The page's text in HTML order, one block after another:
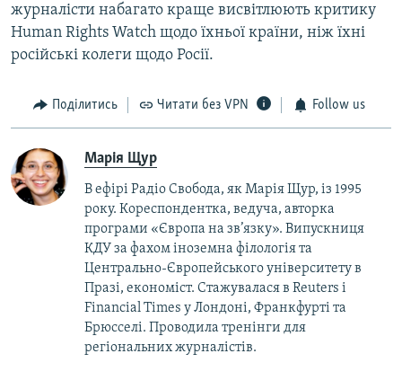
журналісти набагато краще висвітлюють критику
Human Rights Watch щодо їхньої країни, ніж їхні
російські колеги щодо Росії.
Поділитись Читати без VPN Follow us
Марія Щур
В ефірі Радіо Свобода, як Марія Щур, із 1995
року. Кореспондентка, ведуча, авторка
програми «Європа на зв’язку». Випускниця
КДУ за фахом іноземна філологія та
Центрально-Європейського університету в
Празі, економіст. Стажувалася в Reuters і
Financial Times у Лондоні, Франкфурті та
Брюсселі. Проводила тренінги для
регіональних журналістів.